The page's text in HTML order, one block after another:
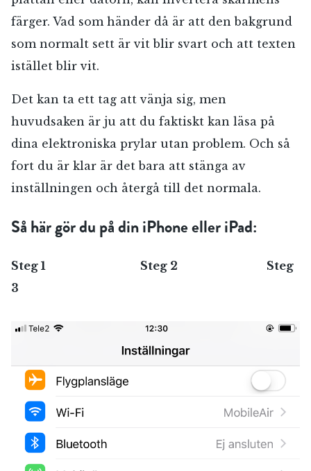
färger. Vad som händer då är att den bakgrund
som normalt sett är vit blir svart och att texten
istället blir vit.
Det kan ta ett tag att vänja sig, men
huvudsaken är ju att du faktiskt kan läsa på
dina elektroniska prylar utan problem. Och så
fort du är klar är det bara att stänga av
inställningen och återgå till det normala.
Så här gör du på din iPhone eller iPad:
Steg 1 Steg 2 Steg
3